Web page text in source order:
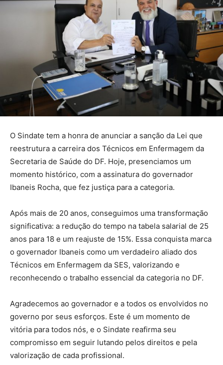
O Sindate tem a honra de anunciar a sanção da Lei que
reestrutura a carreira dos Técnicos em Enfermagem da
Secretaria de Saúde do DF. Hoje, presenciamos um
momento histórico, com a assinatura do governador
Ibaneis Rocha, que fez justiça para a categoria.
Após mais de 20 anos, conseguimos uma transformação
significativa: a redução do tempo na tabela salarial de 25
anos para 18 e um reajuste de 15%. Essa conquista marca
o governador Ibaneis como um verdadeiro aliado dos
Técnicos em Enfermagem da SES, valorizando e
reconhecendo o trabalho essencial da categoria no DF.
Agradecemos ao governador e a todos os envolvidos no
governo por seus esforços. Este é um momento de
vitória para todos nós, e o Sindate reafirma seu
compromisso em seguir lutando pelos direitos e pela
valorização de cada profissional.